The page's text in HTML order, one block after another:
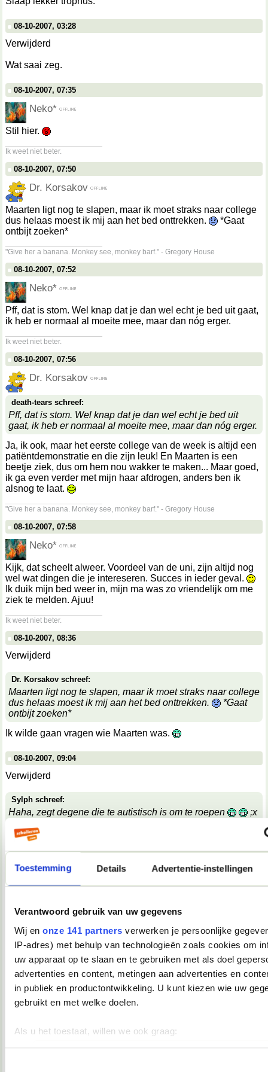
Toestemming Details Advertentie-instellingen
Verantwoord gebruik van uw gegevens
Wij en onze 141 partners verwerken je persoonlijke
IP-adres) met behulp van technologieën zoals cookies om
uw apparaat op te slaan en te gebruiken met als doel
advertenties en content, metingen aan advertenties en
in publiek en productontwikkeling. U kunt kiezen wie uw
gebruikt en met welke doelen.
Als u het toestaat, willen we ook graag:
08-10-2007, 03:28
Verwijderd
Wat saai zeg.
08-10-2007, 07:35
Neko*
Stil hier.
Ik weet niet beter.
08-10-2007, 07:50
Dr. Korsakov
Maarten ligt nog te slapen, maar ik moet straks naar college
dus helaas moest ik mij aan het bed onttrekken.
*Gaat
ontbijt zoeken*
"Give her a banana. Monkey see, monkey barf." - Gregory House
08-10-2007, 07:52
Neko*
Pff, dat is stom. Wel knap dat je dan wel echt je bed uit gaat,
ik heb er normaal al moeite mee, maar dan nóg erger.
Ik weet niet beter.
08-10-2007, 07:56
Dr. Korsakov
death-tears schreef:
Pff, dat is stom. Wel knap dat je dan wel echt je bed uit
gaat, ik heb er normaal al moeite mee, maar dan nóg erger.
Ja, ik ook, maar het eerste college van de week is altijd een
patiëntdemonstratie en die zijn leuk! En Maarten is een
beetje ziek, dus om hem nou wakker te maken... Maar goed,
ik ga even verder met mijn haar afdrogen, anders ben ik
alsnog te laat.
"Give her a banana. Monkey see, monkey barf." - Gregory House
08-10-2007, 07:58
Neko*
Kijk, dat scheelt alweer. Voordeel van de uni, zijn altijd nog
wel wat dingen die je intereseren. Succes in ieder geval.
Ik duik mijn bed weer in, mijn ma was zo vriendelijk om me
ziek te melden. Ajuu!
Ik weet niet beter.
08-10-2007, 08:36
Verwijderd
Dr. Korsakov schreef:
Maarten ligt nog te slapen, maar ik moet straks naar college
dus helaas moest ik mij aan het bed onttrekken.
*Gaat
ontbijt zoeken*
Ik wilde gaan vragen wie Maarten was.
08-10-2007, 09:04
Verwijderd
Sylph schreef:
Haha, zegt degene die te autistisch is om te roepen
;x
Wat een belabberde failreactie.
08-10-2007, 09:17
TopDrop
OMG! Keelpijn!!
__________________
♥ - I miss all the places we never went. -
08-10-2007, 09:39
Verwijderd
*keelpastille doneer*
TopDrop